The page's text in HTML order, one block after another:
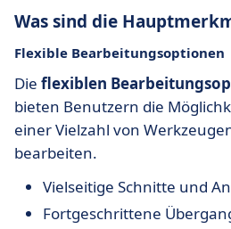
Was sind die
Flexible Bearbeitungsoptionen
Die flexiblen
bieten Benutzern die
einer Vielzahl von
bearbeiten.
Vielseitige Schnitte und
Fortgeschrittene